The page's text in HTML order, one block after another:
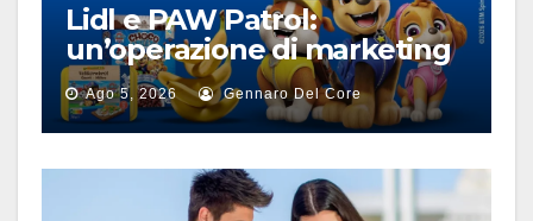
Lidl e PAW Patrol:
un’operazione di marketing
alimentare
Ago 5, 2026 Gennaro Del Core